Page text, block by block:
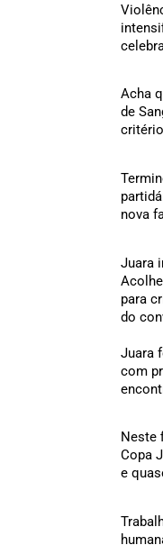
Acha
de
nova
Juara
para
do
Juara
com
Neste
Copa
e